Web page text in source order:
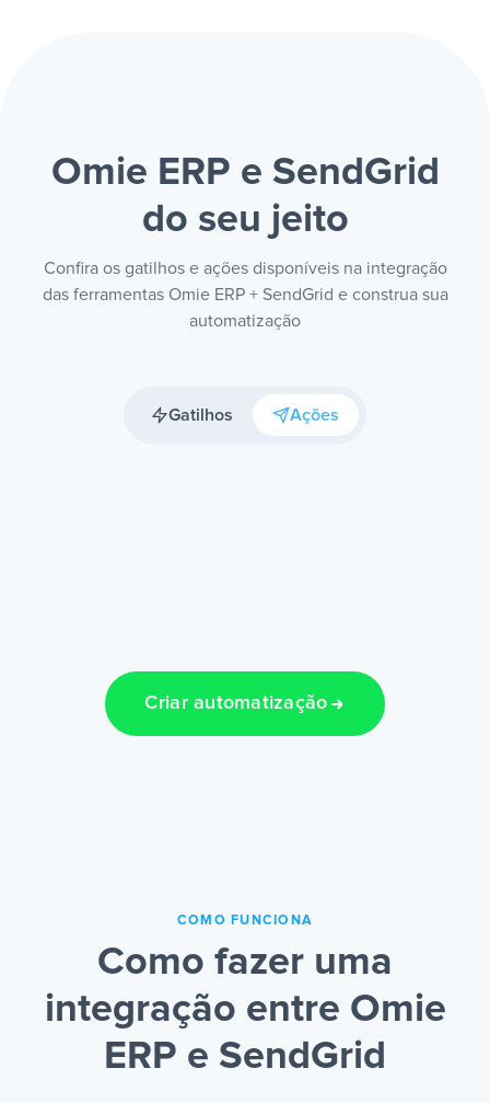
Omie ERP e SendGrid
do seu jeito
Confira os gatilhos e ações disponíveis na integração
das ferramentas Omie ERP + SendGrid e construa sua
automatização
Gatilhos Ações
Criar automatização
COMO FUNCIONA
Como fazer uma
integração entre Omie
ERP e SendGrid